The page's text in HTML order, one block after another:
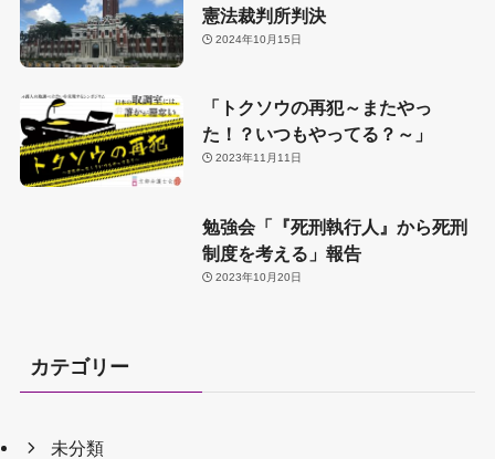
憲法裁判所判決
2024年10月15日
「トクソウの再犯～またやっ
た！？いつもやってる？～」
2023年11月11日
勉強会「『死刑執行人』から死刑
制度を考える」報告
2023年10月20日
カテゴリー
未分類